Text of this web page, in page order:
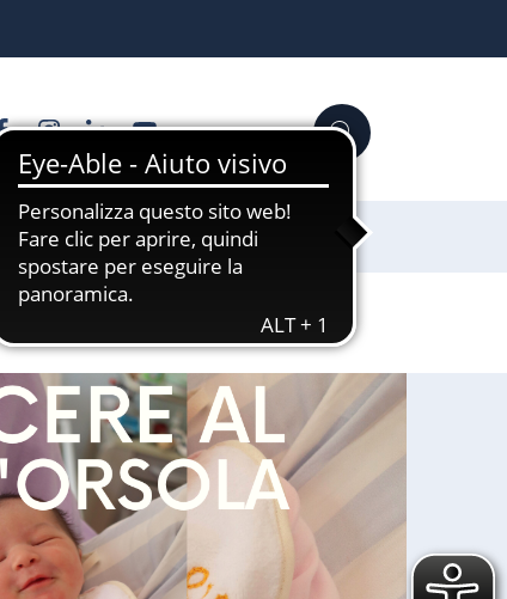
FacebookInstagram
LinkedinYouTube Cerca
Sostienici